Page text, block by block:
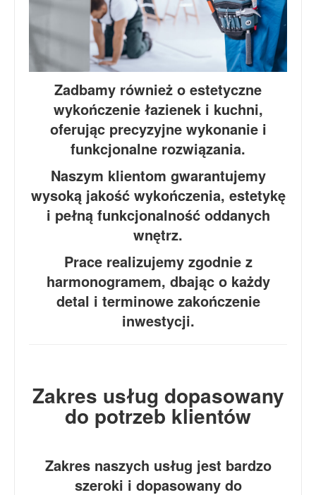
Zadbamy również o estetyczne
wykończenie łazienek i kuchni,
oferując precyzyjne wykonanie i
funkcjonalne rozwiązania.
Naszym klientom gwarantujemy
wysoką jakość wykończenia, estetykę
i pełną funkcjonalność oddanych
wnętrz.
Prace realizujemy zgodnie z
harmonogramem, dbając o każdy
detal i terminowe zakończenie
inwestycji.
Zakres usług dopasowany
do potrzeb klientów
Zakres naszych usług jest bardzo
szeroki i dopasowany do